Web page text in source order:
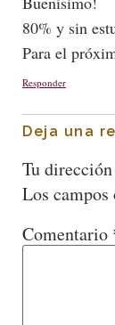
80% y sin
Para el
Responder
Deja una
Tu
Los
Comentario